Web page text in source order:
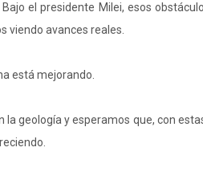
el presidente Milei, esos
viendo avances reales.
está mejorando.
geología y esperamos que, con